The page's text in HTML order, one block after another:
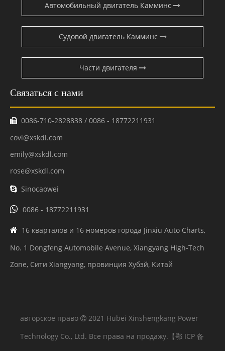
Автомобильный двигатель Камминс
Судовой двигатель Камминс
Части двигателя
Связаться с нами
 0086-710-2828838 / 0086 - 18772211931
covi@xskdl.com
emily@xskdl.com
rose@xskdl.com
 Sinocaowei
 0086 - 18772211931
 16 кварталов и 16 номеров города Jinxiu Auto Charts,
No. 1 Dongfeng Automobile Avenue, Xiangyang High-Tech
Zone, Сити Xiangyang, провинция Хубэй, Китай
авторское право  2021 Hubei Xinshengkang Power
Technology Co., Ltd. Все права на продажу. 【鄂 ICP 备